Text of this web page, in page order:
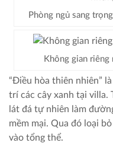
Phòng ngủ sang
Không gian
“Điều hòa thiên nhiên”
trí các cây xanh tại villa.
lát đá tự nhiên làm
mềm mại. Qua đó loại
vào tổng thể.